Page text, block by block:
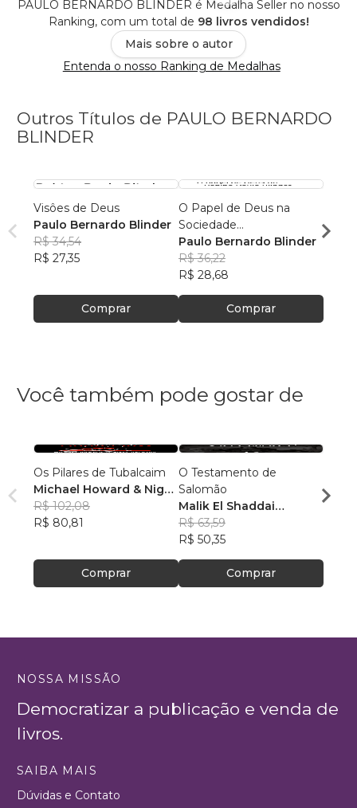
PAULO BERNARDO BLINDER é Medalha Seller no nosso
Ranking, com um total de 98 livros vendidos!
Mais sobre o autor
Entenda o nosso Ranking de Medalhas
Outros Títulos de PAULO BERNARDO
BLINDER
Visôes de Deus
Paulo Bernardo Blinder
R$ 34,54
R$ 27,35
Comprar
O Papel de Deus na
Sociedade
Contemporanea
Paulo Bernardo Blinder
R$ 36,22
R$ 28,68
Comprar
Dr.
Você também pode gostar de
Os Pilares de Tubalcaim
Michael Howard & Nigel
Jackson
R$ 102,08
R$ 80,81
Comprar
O Testamento de
Salomão
Malik El Shaddai
Editorial
R$ 63,59
R$ 50,35
Comprar
NOSSA MISSÃO
Democratizar a publicação e venda de
livros.
SAIBA MAIS
Dúvidas e Contato